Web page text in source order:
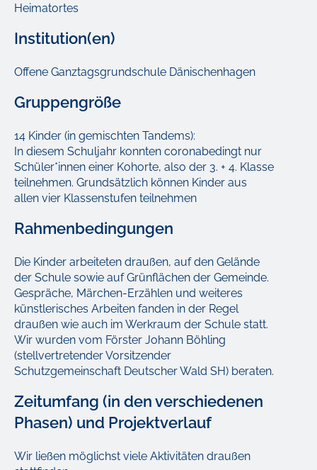
Heimatortes
Institution(en)
Offene Ganztagsgrundschule Dänischenhagen
Gruppengröße
14 Kinder (in gemischten Tandems):
In diesem Schuljahr konnten coronabedingt nur
Schüler*innen einer Kohorte, also der 3. + 4. Klasse
teilnehmen. Grundsätzlich können Kinder aus
allen vier Klassenstufen teilnehmen
Rahmenbedingungen
Die Kinder arbeiteten draußen, auf den Gelände
der Schule sowie auf Grünflächen der Gemeinde.
Gespräche, Märchen-Erzählen und weiteres
künstlerisches Arbeiten fanden in der Regel
draußen wie auch im Werkraum der Schule statt.
Wir wurden vom Förster Johann Böhling
(stellvertretender Vorsitzender
Schutzgemeinschaft Deutscher Wald SH) beraten.
Zeitumfang (in den verschiedenen
Phasen) und Projektverlauf
Wir ließen möglichst viele Aktivitäten draußen